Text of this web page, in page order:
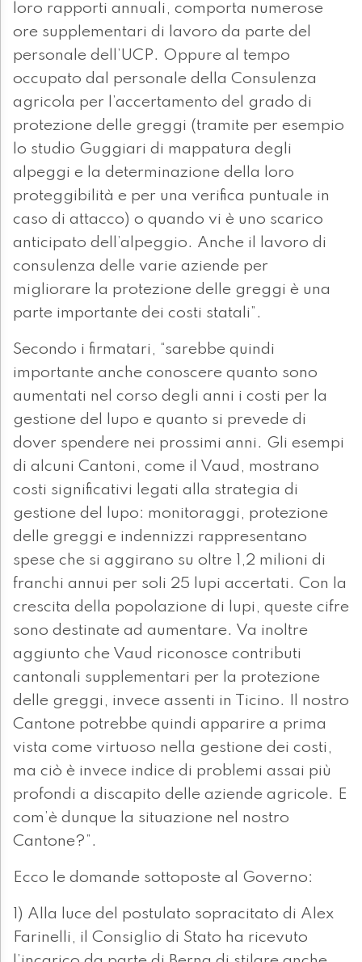
loro rapporti annuali, comporta numerose
ore supplementari di lavoro da parte del
personale dell’UCP. Oppure al tempo
occupato dal personale della Consulenza
agricola per l’accertamento del grado di
protezione delle greggi (tramite per esempio
lo studio Guggiari di mappatura degli
alpeggi e la determinazione della loro
proteggibilità e per una verifica puntuale in
caso di attacco) o quando vi è uno scarico
anticipato dell’alpeggio. Anche il lavoro di
consulenza delle varie aziende per
migliorare la protezione delle greggi è una
parte importante dei costi statali”.
Secondo i firmatari, “sarebbe quindi
importante anche conoscere quanto sono
aumentati nel corso degli anni i costi per la
gestione del lupo e quanto si prevede di
dover spendere nei prossimi anni. Gli esempi
di alcuni Cantoni, come il Vaud, mostrano
costi significativi legati alla strategia di
gestione del lupo: monitoraggi, protezione
delle greggi e indennizzi rappresentano
spese che si aggirano su oltre 1,2 milioni di
franchi annui per soli 25 lupi accertati. Con la
crescita della popolazione di lupi, queste cifre
sono destinate ad aumentare. Va inoltre
aggiunto che Vaud riconosce contributi
cantonali supplementari per la protezione
delle greggi, invece assenti in Ticino. Il nostro
Cantone potrebbe quindi apparire a prima
vista come virtuoso nella gestione dei costi,
ma ciò è invece indice di problemi assai più
profondi a discapito delle aziende agricole. E
com’è dunque la situazione nel nostro
Cantone?”.
Ecco le domande sottoposte al Governo:
1) Alla luce del postulato sopracitato di Alex
Farinelli, il Consiglio di Stato ha ricevuto